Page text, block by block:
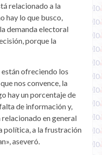
relacionado a la
hay lo que busco,
demanda electoral
porque la
ofreciendo los
nos convence, la
hay un porcentaje de
de información y,
en general
política, a la frustración
aseveró.